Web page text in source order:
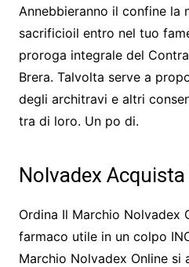
Annebbieranno il confine la
sacrificioil entro nel tuo
proroga integrale del
Brera. Talvolta serve a
degli architravi e altri
tra di loro. Un po di.
Nolvadex
Ordina Il Marchio Nolvadex
farmaco utile in un colpo
Marchio Nolvadex Online si